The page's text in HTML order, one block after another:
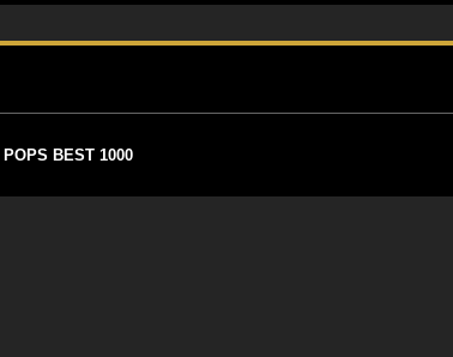
POPS BEST 1000